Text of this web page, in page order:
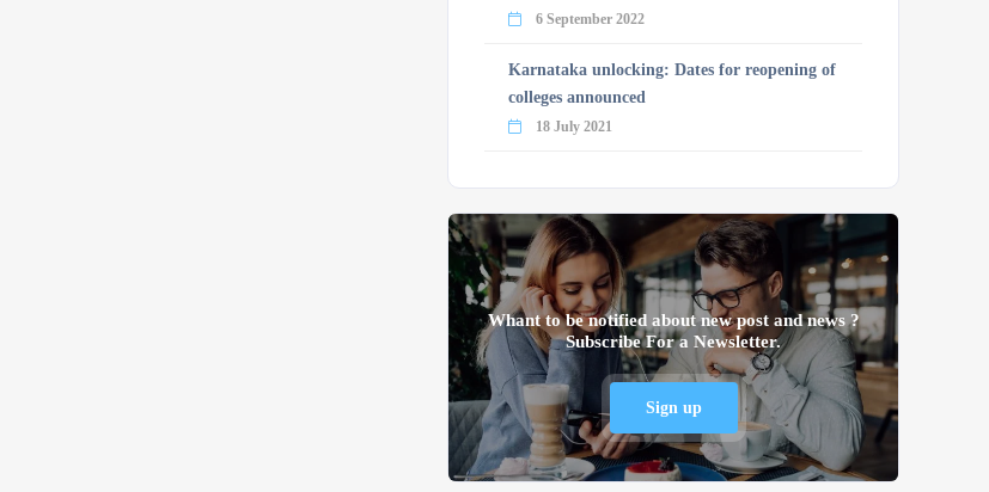
6 September 2022
Karnataka unlocking: Dates for reopening of
colleges announced
18 July 2021
Whant to be notified about new post and news ?
Subscribe For a Newsletter.
Sign up